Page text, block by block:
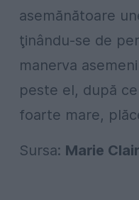
asemănătoare
ţinându-se de
manerva
peste el, după
foarte mare,
Sursa: Marie